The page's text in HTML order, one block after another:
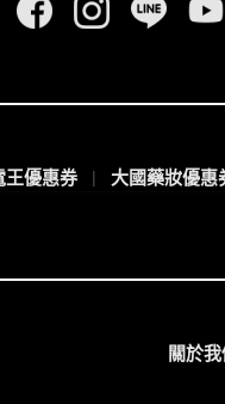
王優惠券 大國藥妝優惠
關於我